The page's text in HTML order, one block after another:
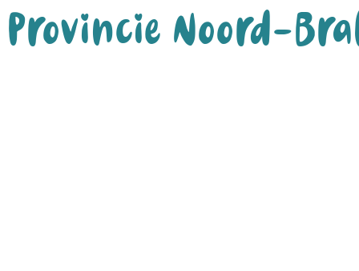
Provincie Noord-